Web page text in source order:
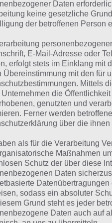
eine andere Lösung?
aus dem Jahr 2020:
war
Übersicht:4 Bilder 1 Wort
Daten
keine gesetzliche
der betroffenen Person
E-Mail-Adresse oder
erfolgt stets im Einklang mit
Übereinstimmung mit den für
Mittels
die
genutzten und
Ferner werden
über die
als für die Verarbeitung
Maßnahmen
Schutz der über diese
Daten
sodass ein absoluter
Grund steht es jeder
Daten auch auf